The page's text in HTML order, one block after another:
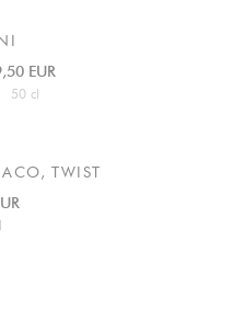
EUR
50 cl
TWIST